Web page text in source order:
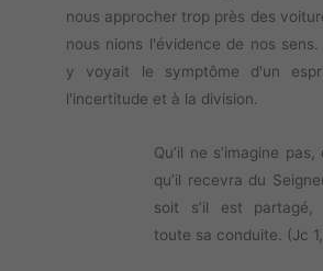
nous approcher trop près des
nous nions l'évidence de nos
y voyait le symptôme d'un
l'incertitude et à la division.
Qu’il ne s’imagine
qu’il recevra du
soit s’il est partagé,
toute sa conduite. (Jc